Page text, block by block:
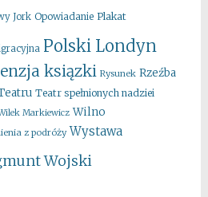
Jork Opowiadanie Plakat
Polski Londyn
ksiązki Rysunek Rzeźba
Teatr spełnionych nadziei
Markiewicz Wilno
z podróży Wystawa
Wojski